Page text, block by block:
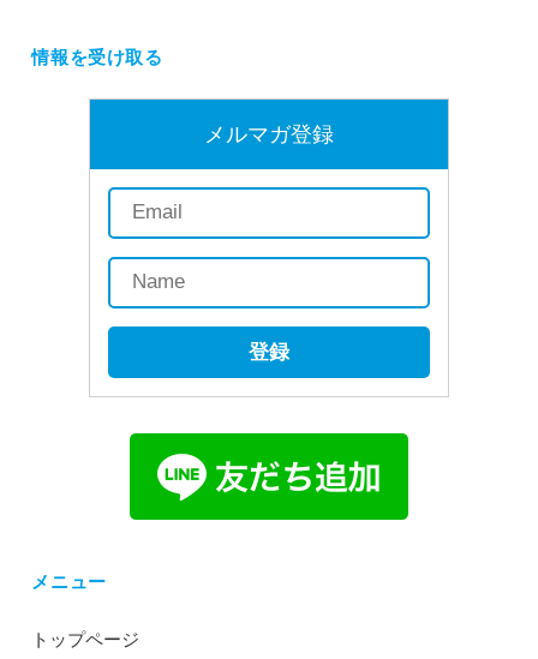
情報を受け取る
メルマガ登録
登録
メニュー
トップページ